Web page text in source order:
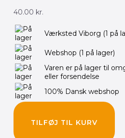
40.00 kr.
Værksted Viborg (1 på
Webshop (1 på lager)
Varen er på lager til
eller forsendelse
100% Dansk webshop
TILFØJ TIL KURV